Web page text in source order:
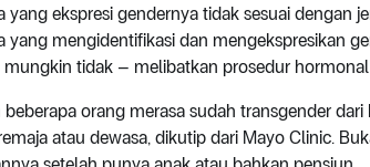
yang ekspresi gendernya tidak sesuai dengan
yang mengidentifikasi dan mengekspresikan
tidak – melibatkan prosedur
beberapa orang merasa sudah transgender
atau dewasa, dikutip dari Mayo Clinic.